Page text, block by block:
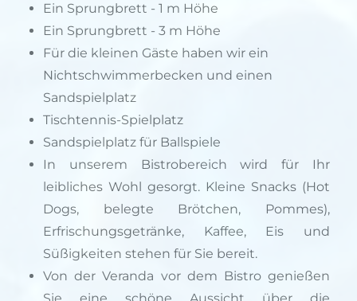
Ein Sprungbrett - 1 m Höhe
Ein Sprungbrett - 3 m Höhe
Für die kleinen Gäste haben wir ein
Nichtschwimmerbecken und einen
Sandspielplatz
Tischtennis-Spielplatz
Sandspielplatz für Ballspiele
In unserem Bistrobereich wird für Ihr
leibliches Wohl gesorgt. Kleine Snacks (Hot
Dogs, belegte Brötchen, Pommes),
Erfrischungsgetränke, Kaffee, Eis und
Süßigkeiten stehen für Sie bereit.
Von der Veranda vor dem Bistro genießen